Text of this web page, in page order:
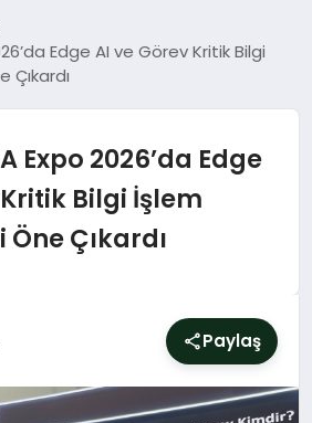
Edge AI ve Görev Kritik Bilgi
Expo 2026’da Edge
Bilgi İşlem
Çıkardı
Paylaş